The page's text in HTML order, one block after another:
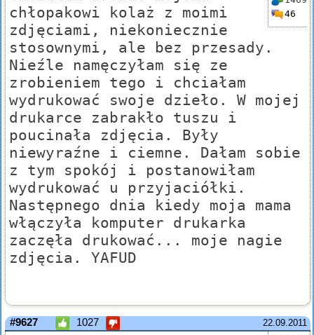
46
chłopakowi kolaż z moimi
zdjęciami, niekoniecznie
stosownymi, ale bez przesady.
Nieźle namęczyłam się ze
zrobieniem tego i chciałam
wydrukować swoje dzieło. W mojej
drukarce zabrakło tuszu i
poucinała zdjęcia. Były
niewyraźne i ciemne. Dałam sobie
z tym spokój i postanowiłam
wydrukować u przyjaciółki.
Następnego dnia kiedy moja mama
włączyła komputer drukarka
zaczęła drukować... moje nagie
zdjęcia. YAFUD
22.09.2011
#9627 1027